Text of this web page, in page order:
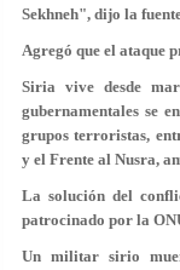
Sekhneh", dijo la
Agregó que el ataque
Siria vive desde
gubernamentales se
grupos terroristas,
y el Frente al Nusra,
La solución del
patrocinado por la
Un militar sirio